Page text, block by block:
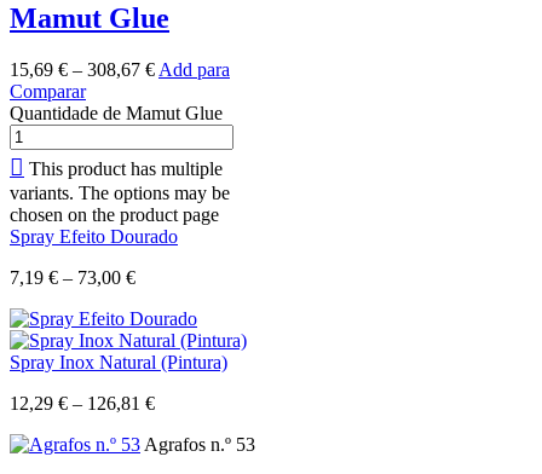
Mamut Glue
15,69 € – 308,67 € Add para
Comparar
Quantidade de Mamut Glue
This product has multiple
variants. The options may be
chosen on the product page
Spray Efeito Dourado
7,19 € – 73,00 €
Spray Inox Natural (Pintura)
12,29 € – 126,81 €
Agrafos n.º 53